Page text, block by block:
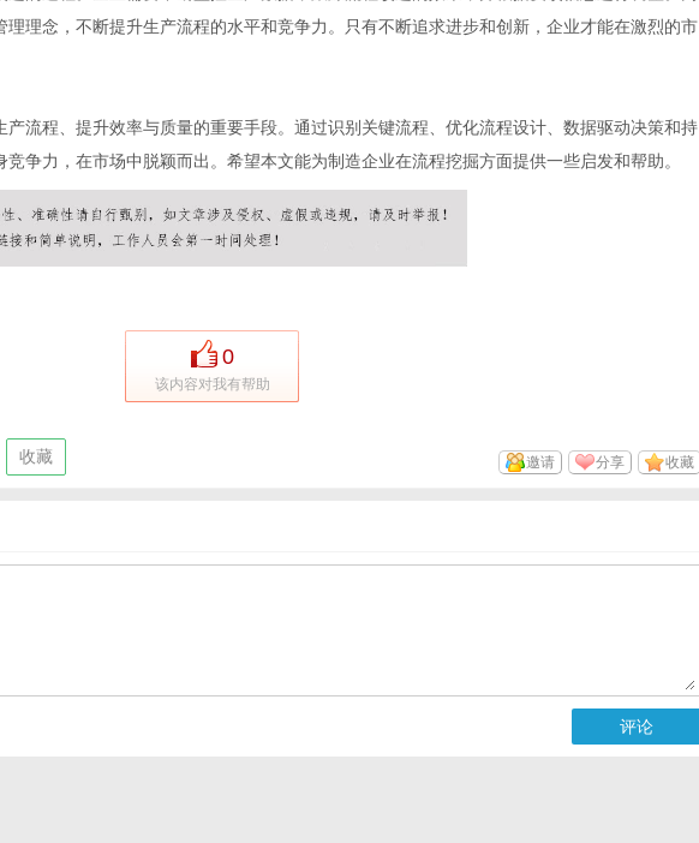
理念，不断提升生产流程的水平和竞争力。只有不断追求进步和创新，企业才能在激烈的市
流程、提升效率与质量的重要手段。通过识别关键流程、优化流程设计、数据驱动决策和持
争力，在市场中脱颖而出。希望本文能为制造企业在流程挖掘方面提供一些启发和帮助。
0
该内容对我有帮助
收藏 收藏
分享
邀请
评论